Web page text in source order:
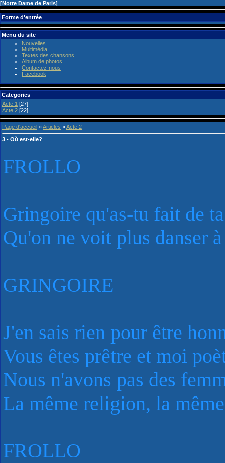
[Notre Dame de Paris]
Forme d'entrée
Menu du site
Nouvelles
Multimédia
Textes des chansons
Album de photos
Contactez-nous
Facebook
Categories
Acte 1 [27]
Acte 2 [22]
Page d'accueil »Articles »Acte 2
3 - Où est-elle?
FROLLO
Gringoire qu'as-tu fait de
Qu'on ne voit plus danser
GRINGOIRE
J'en sais rien pour être
Vous êtes prêtre et moi
Nous n'avons pas des
La même religion, la
FROLLO